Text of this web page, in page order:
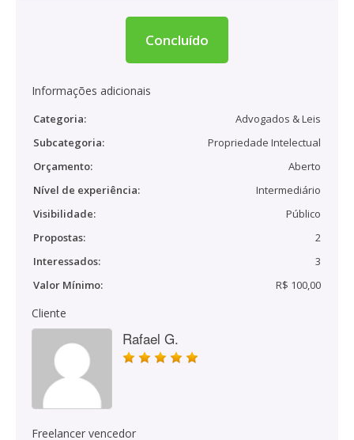
Concluído
Informações adicionais
Categoria:
Advogados & Leis
Subcategoria:
Propriedade Intelectual
Orçamento:
Aberto
Nível de experiência:
Intermediário
Visibilidade:
Público
Propostas:
2
Interessados:
3
Valor Mínimo:
R$ 100,00
Cliente
Rafael G.
Freelancer vencedor